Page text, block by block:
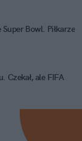
Bowl. Piłkarze
Czekał, ale FIFA